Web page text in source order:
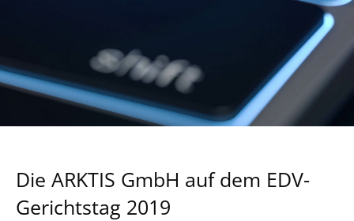
Die ARKTIS GmbH auf dem EDV-
Gerichtstag 2019